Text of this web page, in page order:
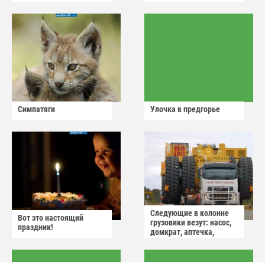
Симпатяги Улочка в предгорье
Вот это настоящий
праздник!
Следующие в колонне
грузовики везут: насос,
домкрат, аптечка,